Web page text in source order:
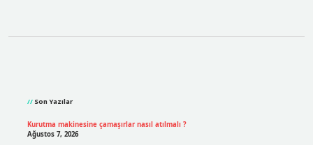
Son Yazılar
Kurutma makinesine çamaşırlar nasıl atılmalı ?
Ağustos 7, 2026